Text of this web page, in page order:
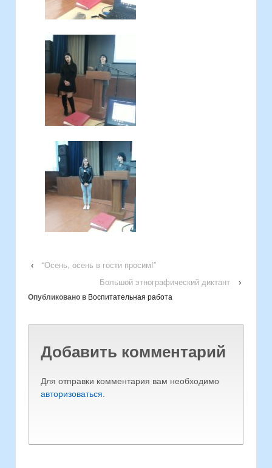
‹
“Осень, осень в гости просим!”
Большой этнографический диктант
›
Опубликовано в Воспитательная работа
Добавить комментарий
Для отправки комментария вам необходимо
авторизоваться